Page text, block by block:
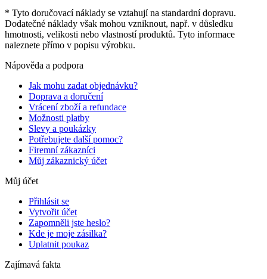
* Tyto doručovací náklady se vztahují na standardní dopravu.
Dodatečné náklady však mohou vzniknout, např. v důsledku
hmotnosti, velikosti nebo vlastností produktů. Tyto informace
naleznete přímo v popisu výrobku.
Nápověda a podpora
Jak mohu zadat objednávku?
Doprava a doručení
Vrácení zboží a refundace
Možnosti platby
Slevy a poukázky
Potřebujete další pomoc?
Firemní zákazníci
Můj zákaznický účet
Můj účet
Přihlásit se
Vytvořit účet
Zapomněli jste heslo?
Kde je moje zásilka?
Uplatnit poukaz
Zajímavá fakta